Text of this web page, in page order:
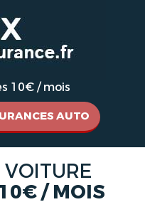
10€ / mois
AUTO
/ MOIS